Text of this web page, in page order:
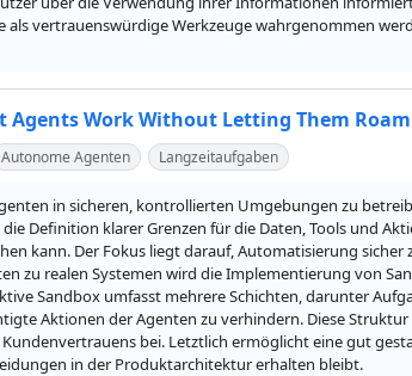
als vertrauenswürdige Werkzeuge wahrgenommen
Agents Work Without Letting Them Roam
Autonome Agenten Langzeitaufgaben
in sicheren, kontrollierten Umgebungen zu
Definition klarer Grenzen für die Daten, Tools und
kann. Der Fokus liegt darauf, Automatisierung sicher
zu realen Systemen wird die Implementierung von
Sandbox umfasst mehrere Schichten, darunter
Aktionen der Agenten zu verhindern. Diese
bei. Letztlich ermöglicht eine gut
in der Produktarchitektur erhalten bleibt.